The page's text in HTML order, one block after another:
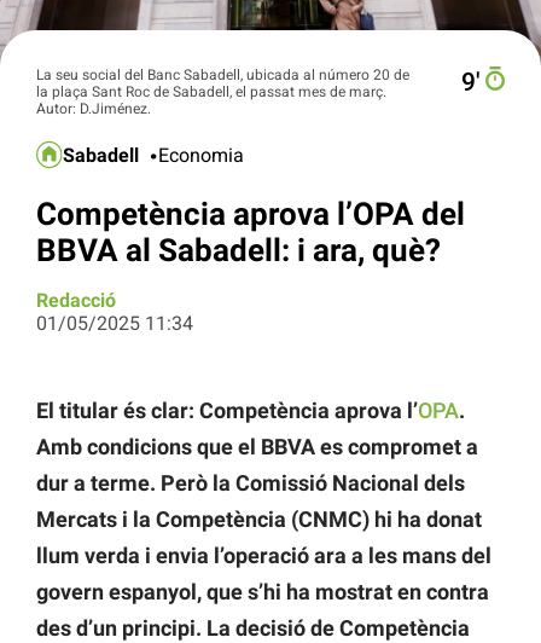
La seu social del Banc Sabadell, ubicada al número 20 de
la plaça Sant Roc de Sabadell, el passat mes de març.
Autor: D.Jiménez.
9′
Sabadell Economia
Competència aprova l’OPA del
BBVA al Sabadell: i ara, què?
Redacció
01/05/2025 11:34
El titular és clar: Competència aprova l’OPA.
Amb condicions que el BBVA es compromet a
dur a terme. Però la Comissió Nacional dels
Mercats i la Competència (CNMC) hi ha donat
llum verda i envia l’operació ara a les mans del
govern espanyol, que s’hi ha mostrat en contra
des d’un principi. La decisió de Competència